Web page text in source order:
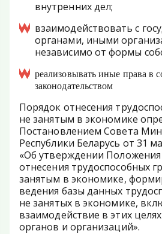
внутренних дел;
взаимодействовать с
органами, иными
независимо от формы
реализовывать иные права в
законодательством
Порядок отнесения
не занятым в экономике
Постановлением Совета
Республики Беларусь от 31
«Об утверждении
отнесения трудоспособных
занятым в экономике,
ведения базы данных
не занятых в экономике,
взаимодействие в этих
органов и организаций».